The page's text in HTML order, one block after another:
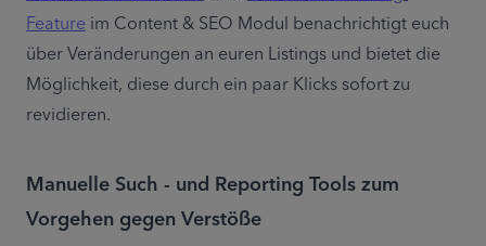
Feature im Content & SEO Modul benachrichtigt euch
über Veränderungen an euren Listings und bietet die
Möglichkeit, diese durch ein paar Klicks sofort zu
revidieren.
Manuelle Such - und Reporting Tools zum
Vorgehen gegen Verstöße